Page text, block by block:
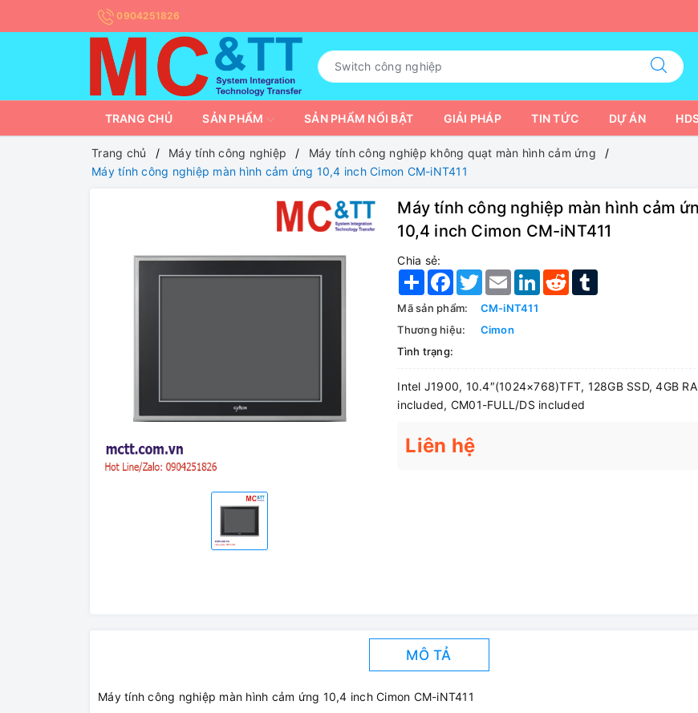
0904251826
TRANG CHỦ SẢN PHẨM SẢN PHẨM NỔI BẬT GIẢI PHÁP TIN TỨC DỰ ÁN
Trang chủ Máy tính công nghiệp
Máy tính công nghiệp không quạt màn hình cảm ứng
Máy tính công nghiệp màn hình cảm ứng 10,4 inch Cimon CM-iNT411
Máy tính công nghiệp màn hình cảm
10,4 inch Cimon CM-iNT411
Chia sẻ:
Share Facebook
TwitterEmail LinkedIn
Reddit
Mã sản phẩm:
CM-iNT411
Thương hiệu:
Cimon
Tình trạng:
Intel J1900, 10.4″(1024×768)TFT, 128GB SSD, 4GB
included, CM01-FULL/DS included
Liên hệ
MÔ TẢ
Máy tính công nghiệp màn hình cảm ứng 10,4 inch Cimon CM-iNT411